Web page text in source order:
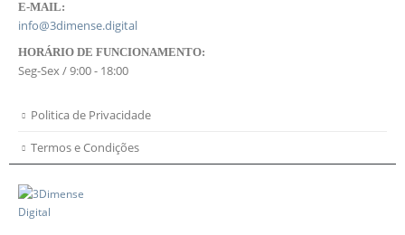
E-MAIL:
info@3dimense.digital
HORÁRIO DE FUNCIONAMENTO:
Seg-Sex / 9:00 - 18:00
Politica de Privacidade
Termos e Condições